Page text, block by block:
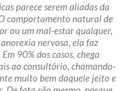
parece serem aliadas da
comportamento natural de
ou um mal-estar qualquer,
nervosa, ela faz
90% dos casos, chega
ao consultório, chamando-
muito bem daquele jeito e